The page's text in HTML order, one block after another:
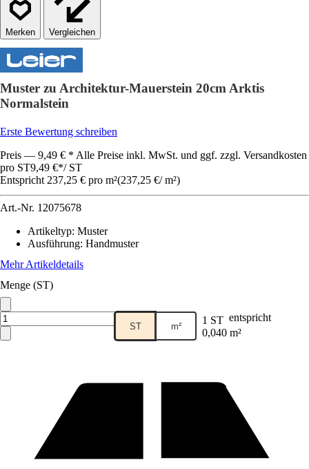
Vergleichen
Muster zu Architektur-Mauerstein 20cm Arktis
Normalstein
Erste Bewertung schreiben
Preis — 9,49 € * Alle Preise inkl. MwSt. und ggf. zzgl. Versandkosten
pro ST9,49 €*/ ST
Entspricht 237,25 € pro m²(237,25 €/ m²)
Art.-Nr. 12075678
Artikeltyp: Muster
Ausführung: Handmuster
Mehr Artikeldetails
Menge (ST)
ST m² 1 ST entspricht
0,040 m²